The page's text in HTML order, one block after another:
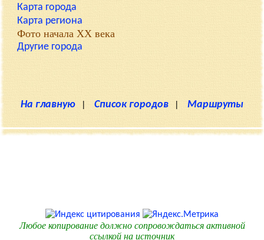
Карта города
Карта региона
Фото начала XX века
Другие города
На главную | Список городов| Маршруты
Любое копирование должно сопровождаться активной
ссылкой на источник